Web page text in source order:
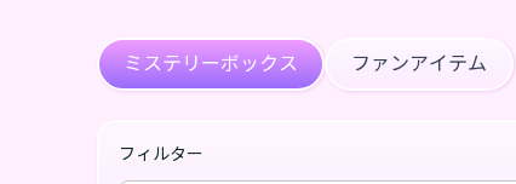
ミステリーボックス ファンアイテム
フィルター